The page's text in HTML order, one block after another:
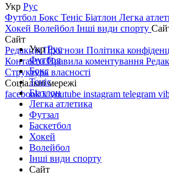
Укр Рус
Футбол Бокс Теніс Біатлон Легка
Хокей Волейбол Інші види спорту
Сайт
РедакціяПрогнози Політика
КонтактиПравила коментування
Структура власності
Соціальні мережі
facebookxyoutube instagram telegram
УкрРус
Футбол
Бокс
Теніс
Біатлон
Легка атлетика
Футзал
Баскетбол
Хокей
Волейбол
Інші види спорту
Сайт